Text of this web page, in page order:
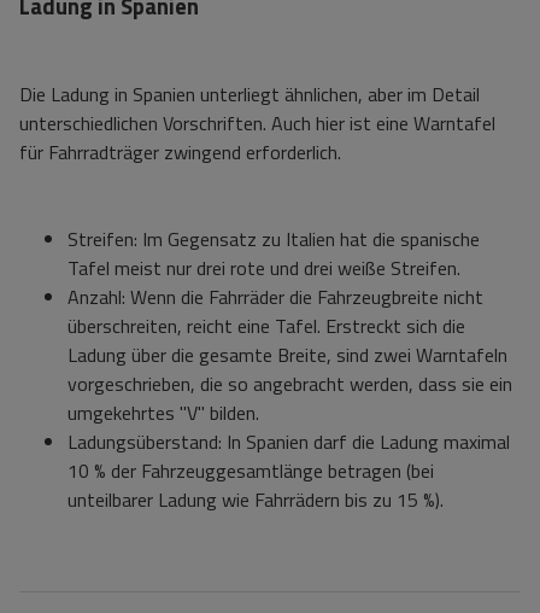
Die Ladung in Spanien unterliegt ähnlichen, aber im Detail
unterschiedlichen Vorschriften. Auch hier ist eine Warntafel
für Fahrradträger zwingend erforderlich.
Streifen: Im Gegensatz zu Italien hat die spanische
Tafel meist nur drei rote und drei weiße Streifen.
Anzahl: Wenn die Fahrräder die Fahrzeugbreite nicht
überschreiten, reicht eine Tafel. Erstreckt sich die
Ladung über die gesamte Breite, sind zwei Warntafeln
vorgeschrieben, die so angebracht werden, dass sie ein
umgekehrtes "V" bilden.
Ladungsüberstand: In Spanien darf die Ladung maximal
10 % der Fahrzeuggesamtlänge betragen (bei
unteilbarer Ladung wie Fahrrädern bis zu 15 %).